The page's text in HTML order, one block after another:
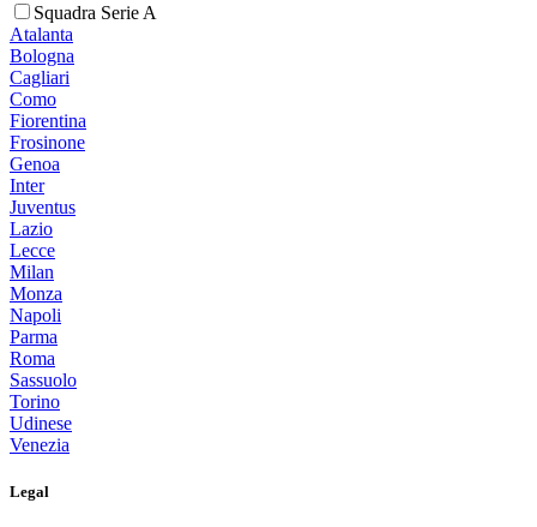
Squadra Serie A
Atalanta
Bologna
Cagliari
Como
Fiorentina
Frosinone
Genoa
Inter
Juventus
Lazio
Lecce
Milan
Monza
Napoli
Parma
Roma
Sassuolo
Torino
Udinese
Venezia
Legal